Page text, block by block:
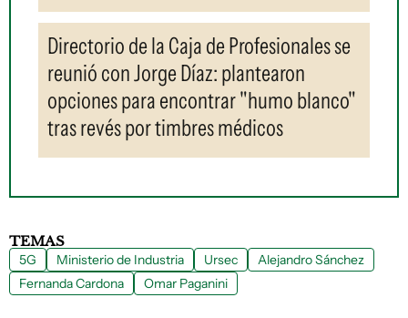
Directorio de la Caja de Profesionales se
reunió con Jorge Díaz: plantearon
opciones para encontrar "humo blanco"
tras revés por timbres médicos
TEMAS
5G Ministerio de Industria Ursec
Alejandro Sánchez
Fernanda Cardona
Omar Paganini